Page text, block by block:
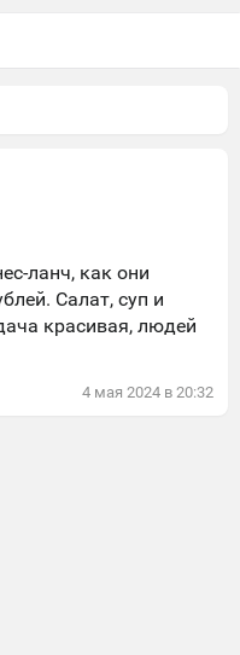
ланч, как они
Салат, суп и
красивая, людей
4 мая 2024 в 20:32